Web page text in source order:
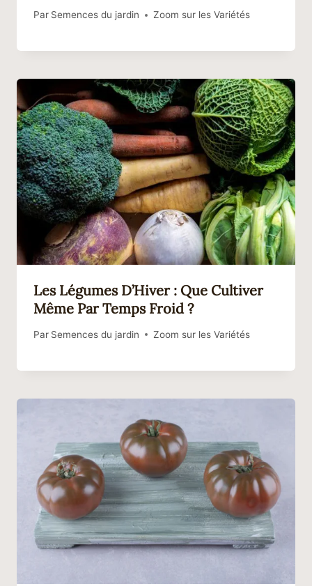
Par Semences du jardin Zoom sur les Variétés
Les Légumes D’Hiver : Que Cultiver
Même Par Temps Froid ?
Par Semences du jardin Zoom sur les Variétés